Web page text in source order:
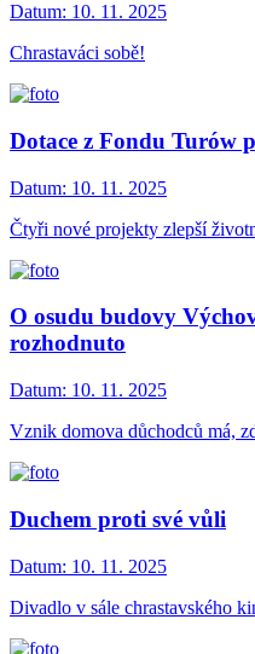
Datum: 10. 11. 2025
Chrastaváci sobě!
Dotace z Fondu Turów
Datum: 10. 11. 2025
Čtyři nové projekty zlepší
O osudu budovy
rozhodnuto
Datum: 10. 11. 2025
Vznik domova důchodců má,
Duchem proti své vůli
Datum: 10. 11. 2025
Divadlo v sále chrastavského